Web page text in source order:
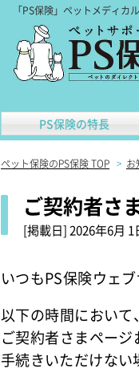
「PS保険」ペットメディカ
PS保険の特長
ペット保険のPS保険 TOP > お
ご契約者さ
[掲載日]2026年6月 1
いつもPS保険ウェ
以下の時間において
ご契約者さまペー
手続きいただけない